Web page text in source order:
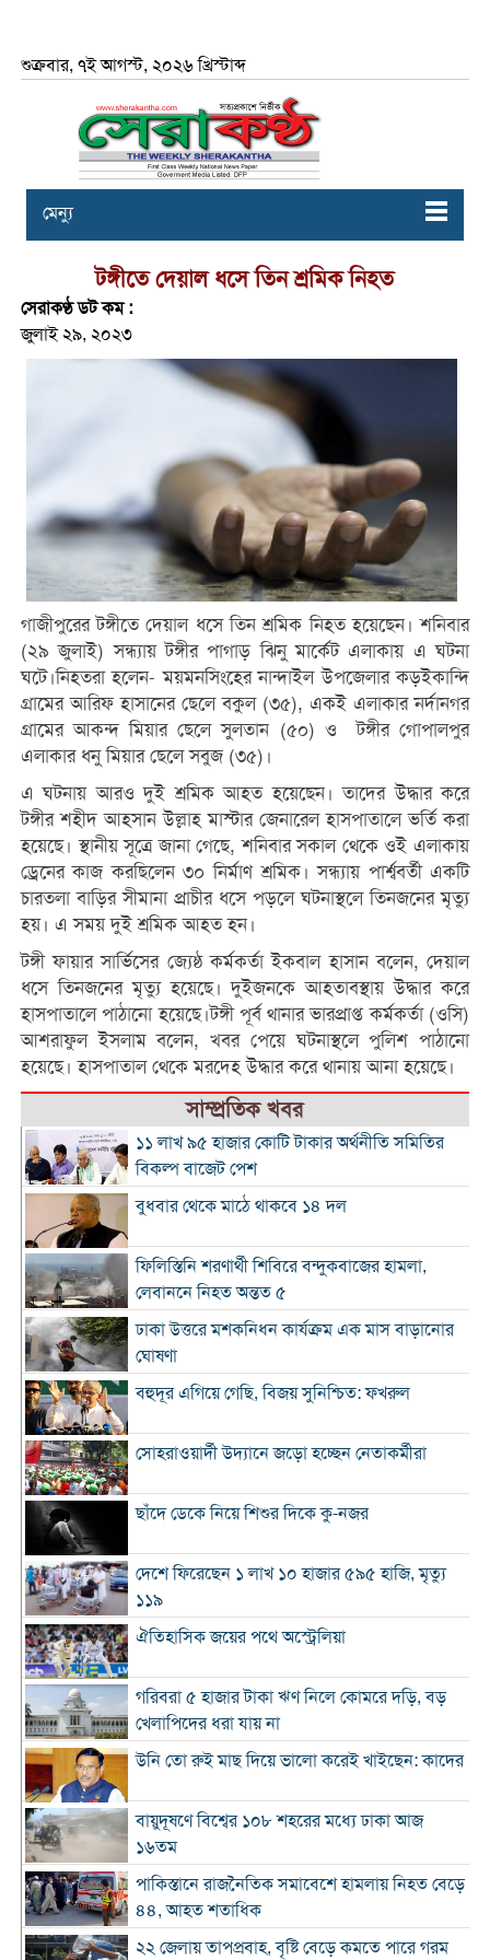
শুক্রবার, ৭ই আগস্ট, ২০২৬ খ্রিস্টাব্দ
মেন্যু
টঙ্গীতে দেয়াল ধসে তিন শ্রমিক নিহত
সেরাকণ্ঠ ডট কম :
জুলাই ২৯, ২০২৩
গাজীপুরের টঙ্গীতে দেয়াল ধসে তিন শ্রমিক নিহত হয়েছেন। শনিবার
(২৯ জুলাই) সন্ধ্যায় টঙ্গীর পাগাড় ঝিনু মার্কেট এলাকায় এ ঘটনা
ঘটে।নিহতরা হলেন- ময়মনসিংহের নান্দাইল উপজেলার কড়ইকান্দি
গ্রামের আরিফ হাসানের ছেলে বকুল (৩৫), একই এলাকার নর্দানগর
গ্রামের আকন্দ মিয়ার ছেলে সুলতান (৫০) ও টঙ্গীর গোপালপুর
এলাকার ধনু মিয়ার ছেলে সবুজ (৩৫)।
এ ঘটনায় আরও দুই শ্রমিক আহত হয়েছেন। তাদের উদ্ধার করে
টঙ্গীর শহীদ আহসান উল্লাহ মাস্টার জেনারেল হাসপাতালে ভর্তি করা
হয়েছে। স্থানীয় সূত্রে জানা গেছে, শনিবার সকাল থেকে ওই এলাকায়
ড্রেনের কাজ করছিলেন ৩০ নির্মাণ শ্রমিক। সন্ধ্যায় পার্শ্ববর্তী একটি
চারতলা বাড়ির সীমানা প্রাচীর ধসে পড়লে ঘটনাস্থলে তিনজনের মৃত্যু
হয়। এ সময় দুই শ্রমিক আহত হন।
টঙ্গী ফায়ার সার্ভিসের জ্যেষ্ঠ কর্মকর্তা ইকবাল হাসান বলেন, দেয়াল
ধসে তিনজনের মৃত্যু হয়েছে। দুইজনকে আহতাবস্থায় উদ্ধার করে
হাসপাতালে পাঠানো হয়েছে।টঙ্গী পূর্ব থানার ভারপ্রাপ্ত কর্মকর্তা (ওসি)
আশরাফুল ইসলাম বলেন, খবর পেয়ে ঘটনাস্থলে পুলিশ পাঠানো
হয়েছে। হাসপাতাল থেকে মরদেহ উদ্ধার করে থানায় আনা হয়েছে।
সাম্প্রতিক খবর
১১ লাখ ৯৫ হাজার কোটি টাকার অর্থনীতি সমিতির
বিকল্প বাজেট পেশ
বুধবার থেকে মাঠে থাকবে ১৪ দল
ফিলিস্তিনি শরণার্থী শিবিরে বন্দুকবাজের হামলা,
লেবাননে নিহত অন্তত ৫
ঢাকা উত্তরে মশকনিধন কার্যক্রম এক মাস বাড়ানোর
ঘোষণা
বহুদূর এগিয়ে গেছি, বিজয় সুনিশ্চিত: ফখরুল
সোহরাওয়ার্দী উদ্যানে জড়ো হচ্ছেন নেতাকর্মীরা
ছাঁদে ডেকে নিয়ে শিশুর দিকে কু-নজর
দেশে ফিরেছেন ১ লাখ ১০ হাজার ৫৯৫ হাজি, মৃত্যু
১১৯
ঐতিহাসিক জয়ের পথে অস্ট্রেলিয়া
গরিবরা ৫ হাজার টাকা ঋণ নিলে কোমরে দড়ি, বড়
খেলাপিদের ধরা যায় না
উনি তো রুই মাছ দিয়ে ভালো করেই খাইছেন: কাদের
বায়ুদূষণে বিশ্বের ১০৮ শহরের মধ্যে ঢাকা আজ
১৬তম
পাকিস্তানে রাজনৈতিক সমাবেশে হামলায় নিহত বেড়ে
৪৪, আহত শতাধিক
২২ জেলায় তাপপ্রবাহ, বৃষ্টি বেড়ে কমতে পারে গরম